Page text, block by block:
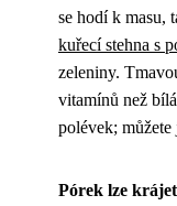
se hodí k masu,
kuřecí stehna s
zeleniny.
vitamínů než
polévek;
Pórek lze